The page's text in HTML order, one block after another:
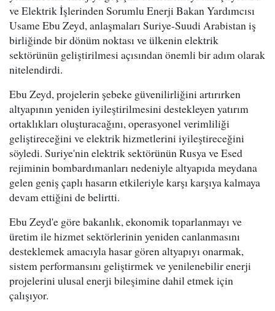
ve Elektrik İşlerinden Sorumlu Enerji Bakan Yardımcısı
Usame Ebu Zeyd, anlaşmaları Suriye-Suudi Arabistan iş
birliğinde bir dönüm noktası ve ülkenin elektrik
sektörünün geliştirilmesi açısından önemli bir adım olarak
nitelendirdi.
Ebu Zeyd, projelerin şebeke güvenilirliğini artırırken
altyapının yeniden iyileştirilmesini destekleyen yatırım
ortaklıkları oluşturacağını, operasyonel verimliliği
geliştireceğini ve elektrik hizmetlerini iyileştireceğini
söyledi. Suriye'nin elektrik sektörünün Rusya ve Esed
rejiminin bombardımanları nedeniyle altyapıda meydana
gelen geniş çaplı hasarın etkileriyle karşı karşıya kalmaya
devam ettiğini de belirtti.
Ebu Zeyd'e göre bakanlık, ekonomik toparlanmayı ve
üretim ile hizmet sektörlerinin yeniden canlanmasını
desteklemek amacıyla hasar gören altyapıyı onarmak,
sistem performansını geliştirmek ve yenilenebilir enerji
projelerini ulusal enerji bileşimine dahil etmek için
çalışıyor.